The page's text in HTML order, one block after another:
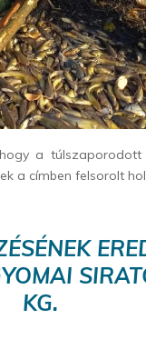
a túlszaporodott
a címben felsorolt
KG.